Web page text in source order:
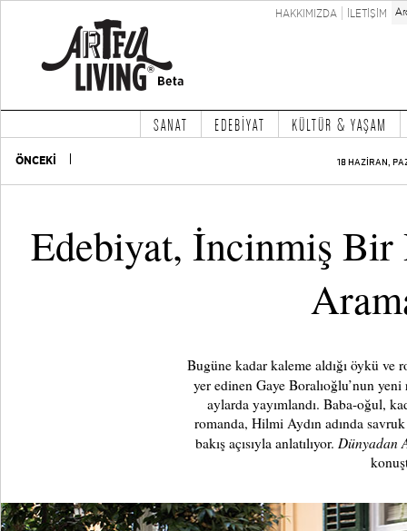
HAKKIMIZDA İLETİŞİM
SANAT EDEBİYAT KÜLTÜR & YAŞAM
ÖNCEKİ 18 HAZİRAN,
Edebiyat, İncinmiş
Bugüne kadar kaleme aldığı öykü ve
yer edinen Gaye Boralıoğlu’nun yeni
aylarda yayımlandı. Baba-oğul,
romanda, Hilmi Aydın adında
bakış açısıyla anlatılıyor. Dünyadan